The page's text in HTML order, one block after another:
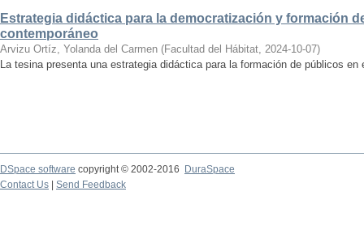
Estrategia didáctica para la democratización y formación
contemporáneo
Arvizu Ortíz, Yolanda del Carmen (Facultad del Hábitat, 2024-10-07)
La tesina presenta una estrategia didáctica para la formación de públicos en
DSpace software copyright © 2002-2016
DuraSpace
Contact Us
Send Feedback